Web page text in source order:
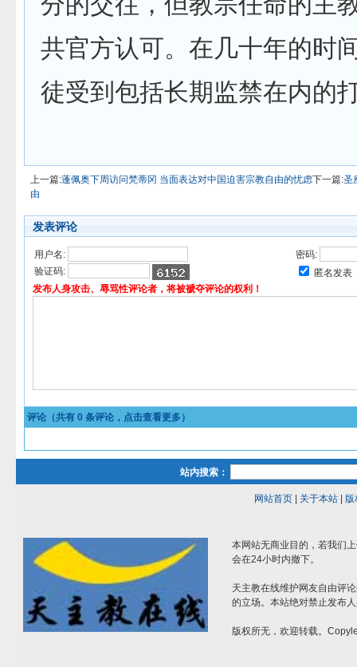
共官方认可。在几十年的时
徒受到包括长期监禁在内的
上一篇:蓬佩奥下周访问梵蒂冈 当面表达对中国迫害宗教自由的忧虑下一篇:圣
由
发表评论
用户名:
密码:
验证码:
匿名发表
发布人身攻击、辱骂性评论者，将被褫夺评论的权利！
评论（共有 0 条评论，点击查看更多）
站内搜索：
网站首页| 关于本站| 版
本网站无商业目的，若我们
会在24小时内撤下。
天主教在线维护网友自由评
的立场。本站绝对禁止发布
版权所无，欢迎转载。